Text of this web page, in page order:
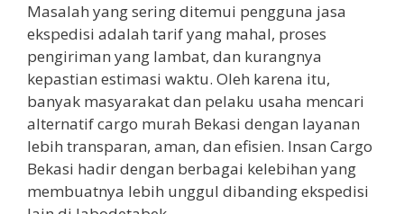
Masalah yang sering ditemui pengguna jasa
ekspedisi adalah tarif yang mahal, proses
pengiriman yang lambat, dan kurangnya
kepastian estimasi waktu. Oleh karena itu,
banyak masyarakat dan pelaku usaha mencari
alternatif cargo murah Bekasi dengan layanan
lebih transparan, aman, dan efisien. Insan Cargo
Bekasi hadir dengan berbagai kelebihan yang
membuatnya lebih unggul dibanding ekspedisi